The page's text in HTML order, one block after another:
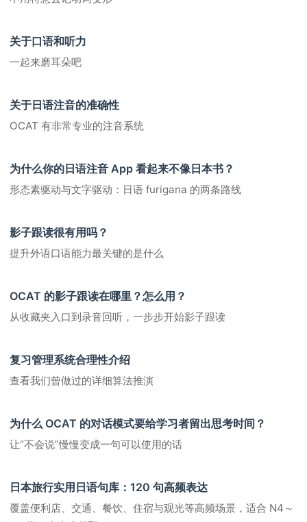
关于口语和听力
一起来磨耳朵吧
关于日语注音的准确性
OCAT 有非常专业的注音系统
为什么你的日语注音 App 看起来不像日本书？
形态素驱动与文字驱动：日语 furigana 的两条路线
影子跟读很有用吗？
提升外语口语能力最关键的是什么
OCAT 的影子跟读在哪里？怎么用？
从收藏夹入口到录音回听，一步步开始影子跟读
复习管理系统合理性介绍
查看我们曾做过的详细算法推演
为什么 OCAT 的对话模式要给学习者留出思考时间？
让“不会说”慢慢变成一句可以使用的话
日本旅行实用日语句库：120 句高频表达
覆盖便利店、交通、餐饮、住宿与观光等高频场景，适合 N4～